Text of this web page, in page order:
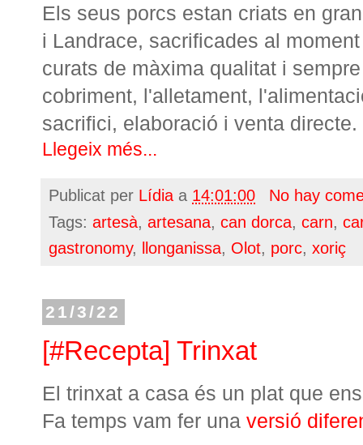
Els seus porcs estan criats en
i Landrace, sacrificades al
curats de màxima qualitat i
cobriment, l'alletament,
sacrifici, elaboració i venta directe.
Llegeix més...
Publicat per Lídia a 14:01:00
No hay
Tags: artesà, artesana, can dorca, carn,
gastronomy, llonganissa, Olot, porc, xoriç
21/3/22
[#Recepta] Trinxat
El trinxat a casa és un plat que
Fa temps vam fer una versió